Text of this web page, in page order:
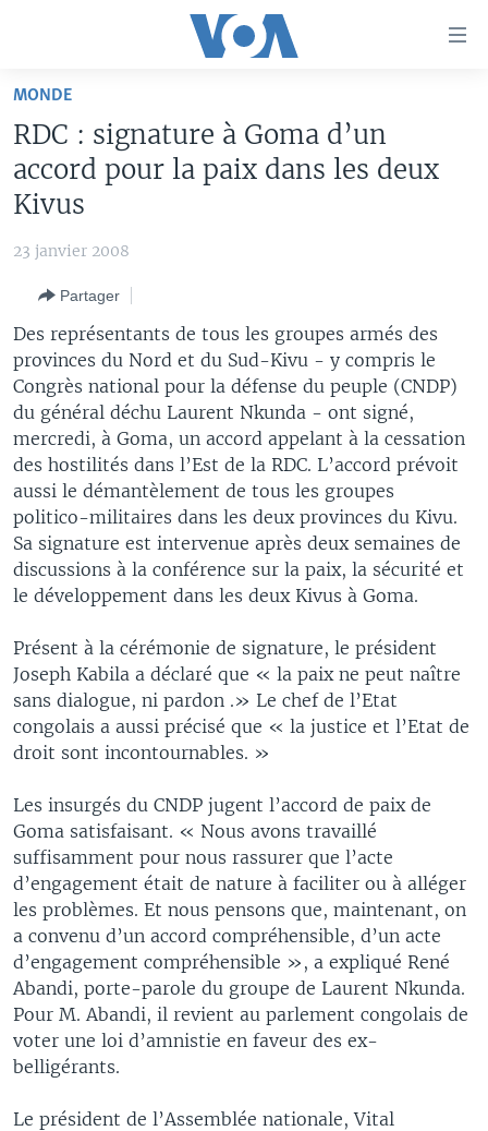
Retour
navigation
principale
Retour
recherche
AFRIQUE
ÉTATS-UNIS
LE MONDE AUJOURD'HUI
FOCUS SAHEL
REPORTAGES
VOUS + NOUS
CARNET DE SANTÉ
RADIO
LE MONDE AU FÉMININ
L'AMÉRIQUE ET VOUS
DIALOGUE DES RELIGIONS
RM SHOW
LINGALA
SANGO
Apprenez L'anglais
SUIVEZ-NOUS
Langues
MONDE
RDC : signature à Goma d’un
accord pour la paix dans les deux
Kivus
23 janvier 2008
Partager
Des représentants de tous les groupes armés des
provinces du Nord et du Sud-Kivu - y compris le
Congrès national pour la défense du peuple (CNDP)
du général déchu Laurent Nkunda - ont signé,
mercredi, à Goma, un accord appelant à la cessation
des hostilités dans l’Est de la RDC. L’accord prévoit
aussi le démantèlement de tous les groupes
politico-militaires dans les deux provinces du Kivu.
Sa signature est intervenue après deux semaines de
discussions à la conférence sur la paix, la sécurité et
le développement dans les deux Kivus à Goma.
Présent à la cérémonie de signature, le président
Joseph Kabila a déclaré que « la paix ne peut naître
sans dialogue, ni pardon .» Le chef de l’Etat
congolais a aussi précisé que « la justice et l’Etat de
droit sont incontournables. »
Les insurgés du CNDP jugent l’accord de paix de
Goma satisfaisant. « Nous avons travaillé
suffisamment pour nous rassurer que l’acte
d’engagement était de nature à faciliter ou à alléger
les problèmes. Et nous pensons que, maintenant, on
a convenu d’un accord compréhensible, d’un acte
d’engagement compréhensible », a expliqué René
Abandi, porte-parole du groupe de Laurent Nkunda.
Pour M. Abandi, il revient au parlement congolais de
voter une loi d’amnistie en faveur des ex-
belligérants.
Le président de l’Assemblée nationale, Vital